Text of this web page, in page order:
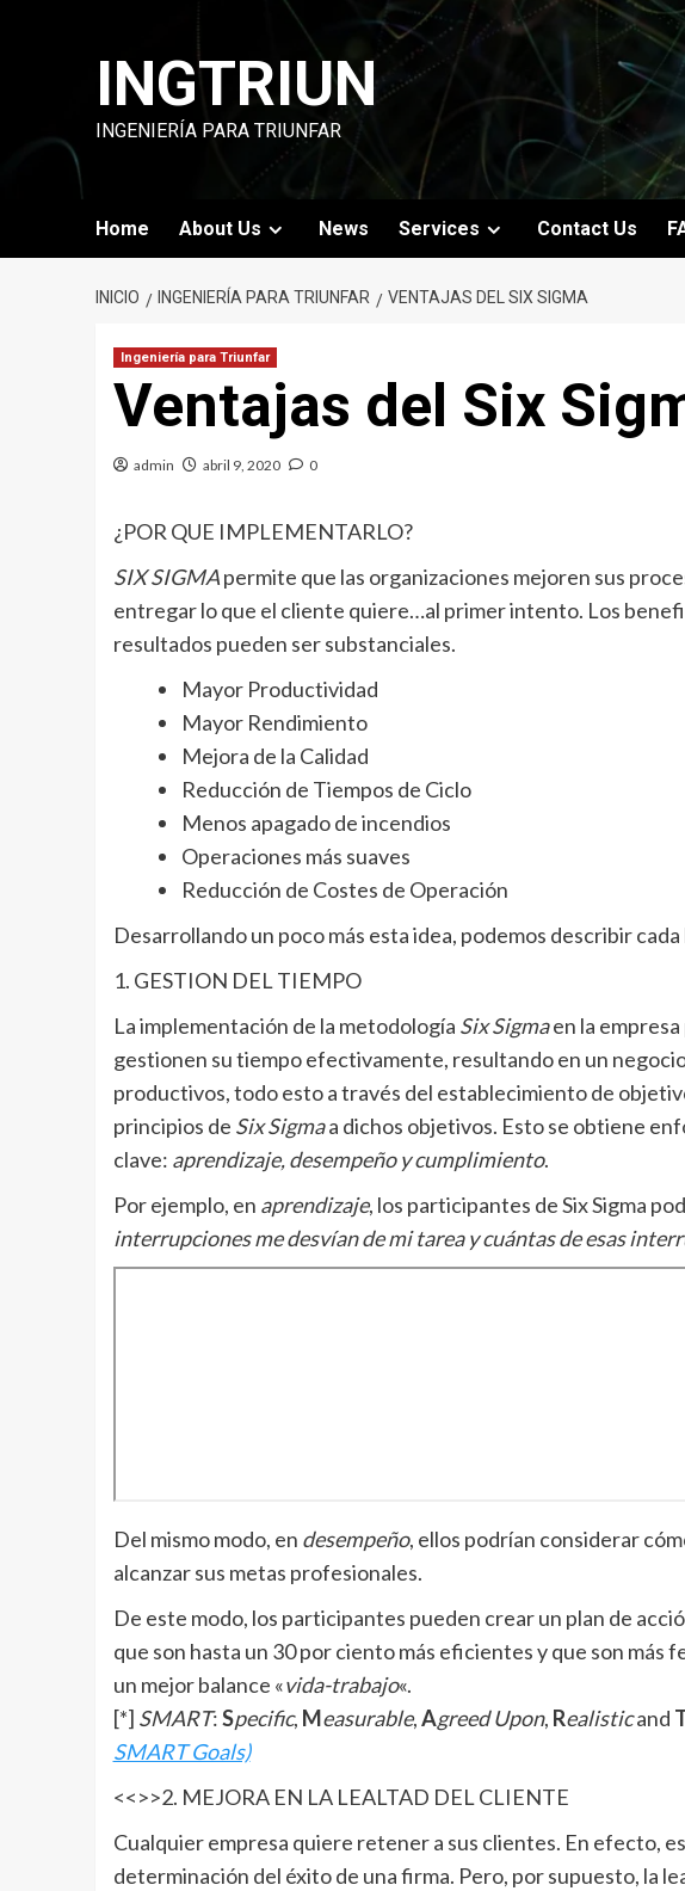
INGTRIUN
INGENIERÍA PARA TRIUNFAR
Home About Us News Services Contact Us
INICIO INGENIERÍA PARA TRIUNFAR VENTAJAS DEL SIX SIGMA
Ingeniería para Triunfar
Ventajas del Six
admin abril 9, 2020 0
¿POR QUE IMPLEMENTARLO?
SIX SIGMApermite que las organizaciones mejoren sus
entregar lo que el cliente quiere…al primer intento. Los
resultados pueden ser substanciales.
Mayor Productividad
Mayor Rendimiento
Mejora de la Calidad
Reducción de Tiempos de Ciclo
Menos apagado de incendios
Operaciones más suaves
Reducción de Costes de Operación
Desarrollando un poco más esta idea, podemos describir
1. GESTION DEL TIEMPO
La implementación de la metodología Six Sigmaen la empresa
gestionen su tiempo efectivamente, resultando en un
productivos, todo esto a través del establecimiento de
principios de Six Sigmaa dichos objetivos. Esto se obtiene
clave: aprendizaje, desempeño y cumplimiento.
Por ejemplo, en aprendizaje, los participantes de Six Sigma
interrupciones me desvían de mi tarea y cuántas de esas
Del mismo modo, en desempeño, ellos podrían considerar
alcanzar sus metas profesionales.
De este modo, los participantes pueden crear un plan de
que son hasta un 30 por ciento más eficientes y que son más
un mejor balance «vida-trabajo«.
[*] SMART:Specific, Measurable,Agreed Upon, Realisticand
SMART Goals)
<<>>2. MEJORA EN LA LEALTAD DEL CLIENTE
Cualquier empresa quiere retener a sus clientes. En efecto,
determinación del éxito de una firma. Pero, por supuesto, la